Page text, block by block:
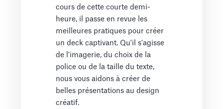
cours de cette courte demi-
heure, il passe en revue les
meilleures pratiques pour créer
un deck captivant. Qu'il s'agisse
de l'imagerie, du choix de la
police ou de la taille du texte,
nous vous aidons à créer de
belles présentations au design
créatif.